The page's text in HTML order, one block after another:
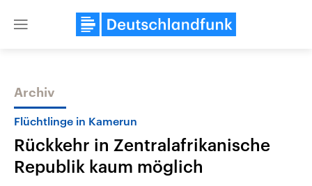
Close
Themen
Archiv
Flüchtlinge in Kamerun
Rückkehr in Zentralafrikanische
Republik kaum möglich